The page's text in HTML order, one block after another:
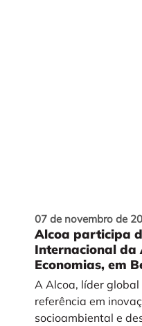
07 de novembro de
Alcoa participa
Internacional da
Economias, em
A Alcoa, líder global
referência em
socioambiental e